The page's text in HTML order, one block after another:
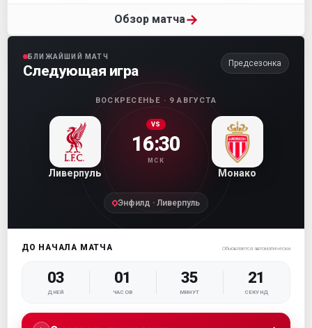
Обзор матча→
БЛИЖАЙШИЙ МАТЧ
Следующая игра Предсезонка
ВОСКРЕСЕНЬЕ · 9 АВГУСТА
Ливерпуль
VS
16:30
МСК
Монако
Энфилд · Ливерпуль
ДО НАЧАЛА МАТЧА Обновляется автоматически
03
ДНЕЙ
01
ЧАСОВ
35
МИНУТ
20
СЕКУНД